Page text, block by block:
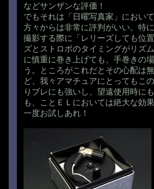
などサンザンな評価！
でもそれは「日曜写真家」におい
方々からは非常に評判がいい。特
撮影する際に「レリーズしても位
ズとストロボのタイミングがリズ
に慎重に巻き上げても、手巻きの
う。ところがこれだとその心配は
ど、我々アマチュアにとってもこ
りブレにも強いし、望遠使用時に
も、ことＥＬにおいては絶大な効
一度お試しあれ！